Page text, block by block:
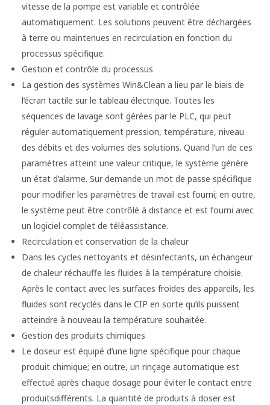
vitesse de la pompe est variable et contrôlée
automatiquement. Les solutions peuvent être déchargées
à terre ou maintenues en recirculation en fonction du
processus spécifique.
Gestion et contrôle du processus
La gestion des systèmes Win&Clean a lieu par le biais de
l’écran tactile sur le tableau électrique. Toutes les
séquences de lavage sont gérées par le PLC, qui peut
réguler automatiquement pression, température, niveau
des débits et des volumes des solutions. Quand l’un de ces
paramètres atteint une valeur critique, le système génère
un état d’alarme. Sur demande un mot de passe spécifique
pour modifier les paramètres de travail est fourni; en outre,
le système peut être contrôlé à distance et est fourni avec
un logiciel complet de téléassistance.
Recirculation et conservation de la chaleur
Dans les cycles nettoyants et désinfectants, un échangeur
de chaleur réchauffe les fluides à la température choisie.
Après le contact avec les surfaces froides des appareils, les
fluides sont recyclés dans le CIP en sorte qu’ils puissent
atteindre à nouveau la température souhaitée.
Gestion des produits chimiques
Le doseur est équipé d’une ligne spécifique pour chaque
produit chimique; en outre, un rinçage automatique est
effectué après chaque dosage pour éviter le contact entre
produitsdifférents. La quantité de produits à doser est